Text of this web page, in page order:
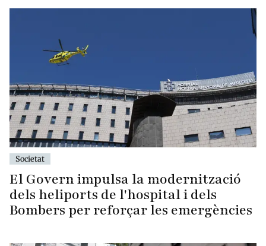
Societat
El Govern impulsa la modernització
dels heliports de l'hospital i dels
Bombers per reforçar les emergències